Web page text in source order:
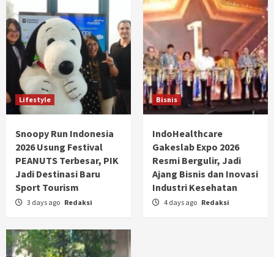
Lifestyle
Snoopy Run Indonesia
2026 Usung Festival
PEANUTS Terbesar, PIK
Jadi Destinasi Baru
Sport Tourism
3 days ago Redaksi
Bisnis
IndoHealthcare
Gakeslab Expo 2026
Resmi Bergulir, Jadi
Ajang Bisnis dan Inovasi
Industri Kesehatan
4 days ago Redaksi